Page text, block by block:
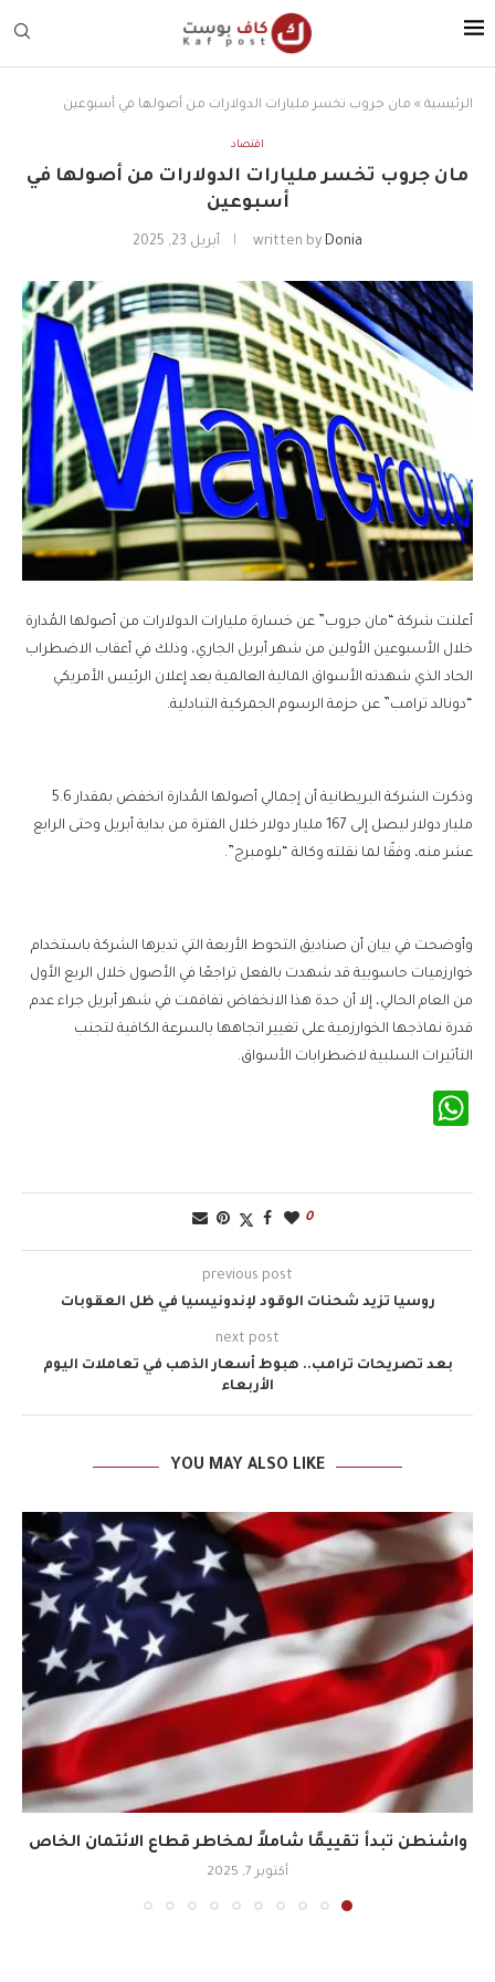
الرئيسية » مان جروب تخسر مليارات الدولارات من أصولها في أسبوعين
اقتصاد
مان جروب تخسر مليارات الدولارات من أصولها في
أسبوعين
written by Donia أبريل 23, 2025
أعلنت شركة “مان جروب” عن خسارة مليارات الدولارات من أصولها المُدارة
خلال الأسبوعين الأولين من شهر أبريل الجاري، وذلك في أعقاب الاضطراب
الحاد الذي شهدته الأسواق المالية العالمية بعد إعلان الرئيس الأمريكي
“دونالد ترامب” عن حزمة الرسوم الجمركية التبادلية.
وذكرت الشركة البريطانية أن إجمالي أصولها المُدارة انخفض بمقدار 5.6
مليار دولار ليصل إلى 167 مليار دولار خلال الفترة من بداية أبريل وحتى الرابع
عشر منه، وفقًا لما نقلته وكالة “بلومبرج”.
وأوضحت في بيان أن صناديق التحوط الأربعة التي تديرها الشركة باستخدام
خوارزميات حاسوبية قد شهدت بالفعل تراجعًا في الأصول خلال الربع الأول
من العام الحالي، إلا أن حدة هذا الانخفاض تفاقمت في شهر أبريل جراء عدم
قدرة نماذجها الخوارزمية على تغيير اتجاهها بالسرعة الكافية لتجنب
التأثيرات السلبية لاضطرابات الأسواق.
0
previous post
روسيا تزيد شحنات الوقود لإندونيسيا في ظل العقوبات
next post
بعد تصريحات ترامب.. هبوط أسعار الذهب في تعاملات اليوم
الأربعاء
YOU MAY ALSO LIKE
واشنطن تبدأ تقييمًا شاملاً لمخاطر قطاع الائتمان الخاص
أكتوبر 7, 2025